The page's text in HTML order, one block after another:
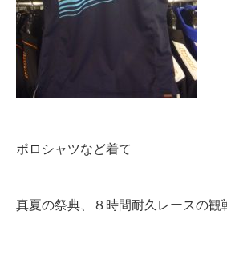
ポロシャツなど着て
真夏の祭典、８時間耐久レースの観